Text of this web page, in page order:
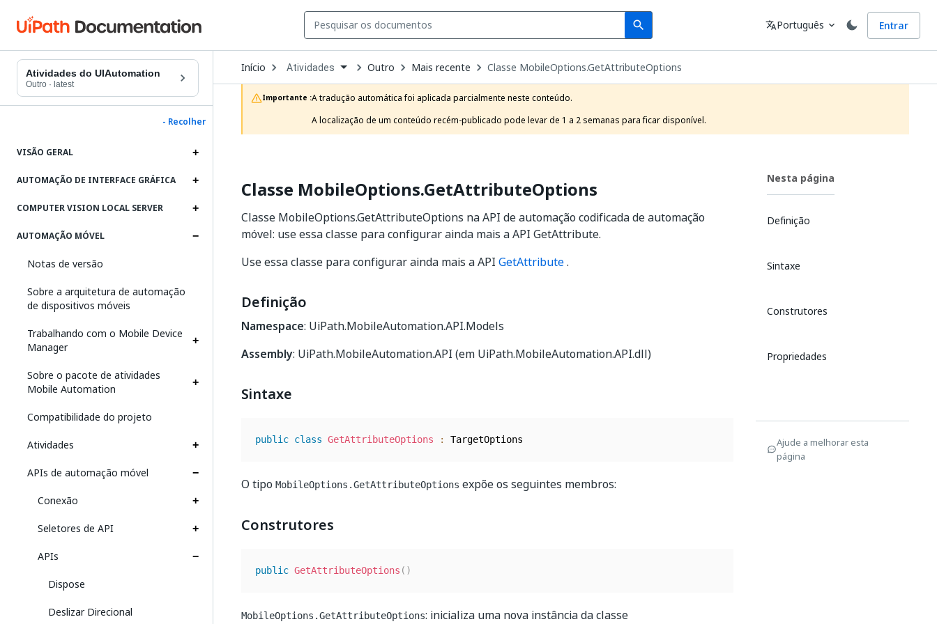
search
Search Idioma
translatePortuguês expand_more Entrar
Atividades do UIAutomation
Outro · latest
- Recolher
VISÃO GERAL
AUTOMAÇÃO DE INTERFACE GRÁFICA
COMPUTER VISION LOCAL SERVER
AUTOMAÇÃO MÓVEL
Notas de versão
Sobre a arquitetura de automação
de dispositivos móveis
Trabalhando com o Mobile Device
Manager
Sobre o pacote de atividades
Mobile Automation
Compatibilidade do projeto
Atividades
APIs de automação móvel
Conexão
Seletores de API
APIs
Dispose
Deslizar Direcional
Início Open
Dropdown
to
choose
product
Atividades Outro Mais recente Classe MobileOptions.GetAttributeOptions
Importante :A tradução automática foi aplicada parcialmente neste conteúdo.
A localização de um conteúdo recém-publicado pode levar de 1 a 2 semanas para ficar disponível.
Classe MobileOptions.GetAttributeOptions
Classe MobileOptions.GetAttributeOptions na API de automação codificada de automação
móvel: use essa classe para configurar ainda mais a API GetAttribute.
Use essa classe para configurar ainda mais a API GetAttribute.
Definição
Namespace: UiPath.MobileAutomation.API.Models
Assembly: UiPath.MobileAutomation.API (em UiPath.MobileAutomation.API.dll)
Sintaxe
public class GetAttributeOptions :
O tipo MobileOptions.GetAttributeOptions expõe os seguintes membros:
Construtores
public GetAttributeOptions ( )
MobileOptions.GetAttributeOptions: inicializa uma nova instância da classe
Nesta página
Definição
Sintaxe
Construtores
Propriedades
Ajude a melhorar esta
página